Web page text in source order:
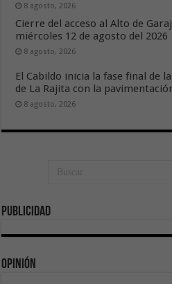
8 agosto, 2026
Cierre del acceso al Alto de
miércoles 12 de agosto del 2026
8 agosto, 2026
El Cabildo inicia la fase final de
de La Rajita con la
8 agosto, 2026
Publicidad
Opinión